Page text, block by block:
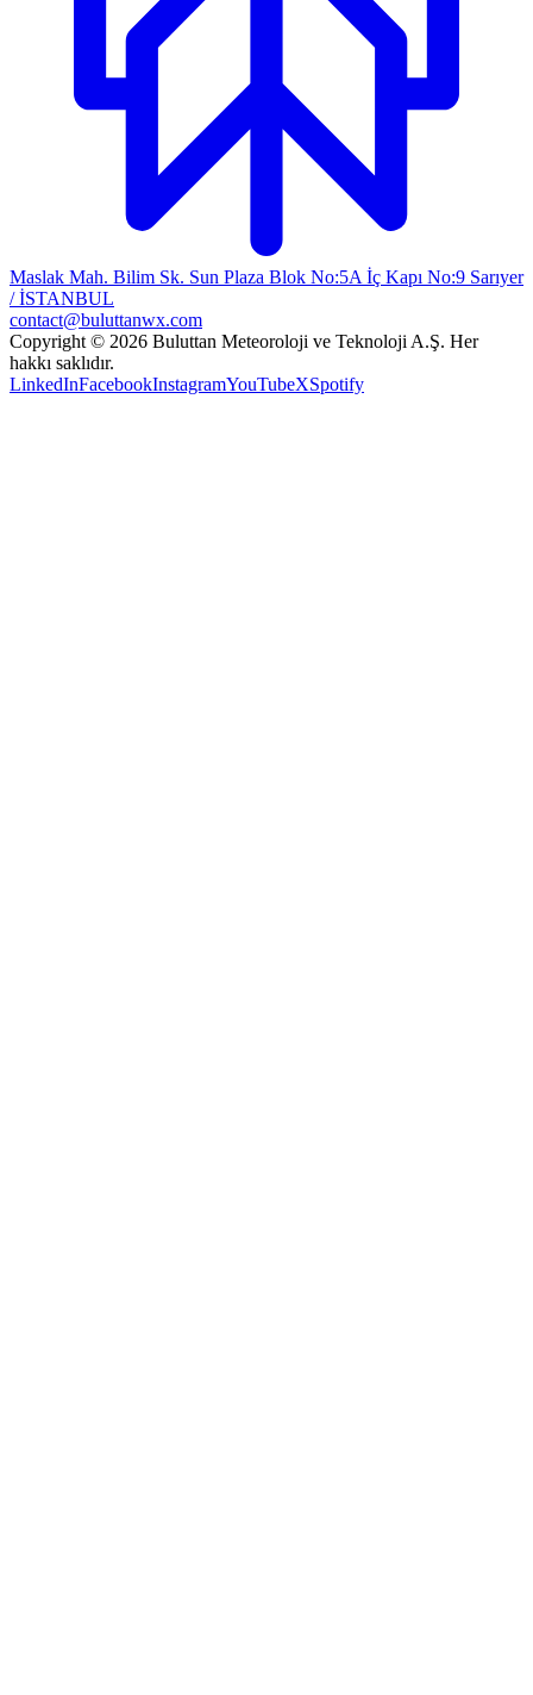
Maslak Mah. Bilim Sk. Sun Plaza Blok No:5A İç Kapı No:9 Sarıyer
/ İSTANBUL
contact@buluttanwx.com
Copyright © 2026 Buluttan Meteoroloji ve Teknoloji A.Ş. Her
hakkı saklıdır.
LinkedInFacebookInstagramYouTubeXSpotify